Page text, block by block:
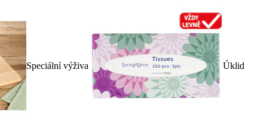
Speciální výživa Úklid